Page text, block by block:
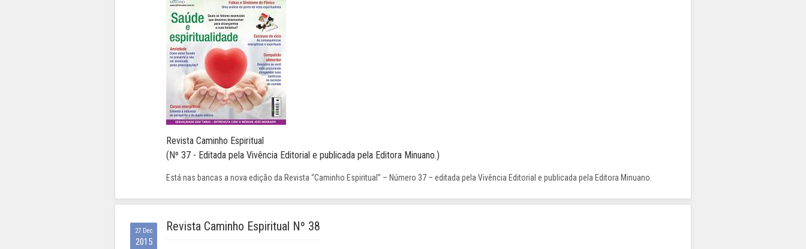
Revista Caminho Espiritual
(Nº 37 - Editada pela Vivência Editorial e publicada pela Editora Minuano.)
Está nas bancas a nova edição da Revista “Caminho Espiritual” – Número 37 – editada pela Vivência Editorial e publicada pela Editora Minuano.
27 Dec
2015
Revista Caminho Espiritual Nº 38